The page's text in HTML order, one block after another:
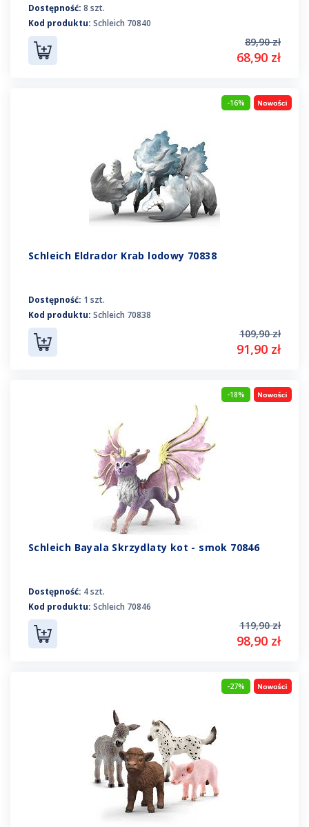
Dostępność: 8 szt.
Kod produktu: Schleich 70840
89,90 zł
68,90 zł
-16%
Schleich Eldrador Krab lodowy 70838
Dostępność: 1 szt.
Kod produktu: Schleich 70838
109,90 zł
91,90 zł
-18%
Schleich Bayala Skrzydlaty kot - smok 70846
Dostępność: 4 szt.
Kod produktu: Schleich 70846
119,90 zł
98,90 zł
-27%